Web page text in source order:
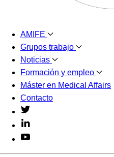
AMIFE
Grupos trabajo
Noticias
Formación y empleo
Máster en Medical Affairs
Contacto